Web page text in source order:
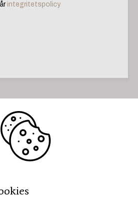
integritetspolicy
Start
Bostäder